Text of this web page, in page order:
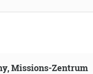
Missions-Zentrum